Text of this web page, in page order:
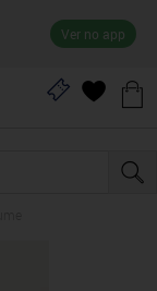
Ver no app